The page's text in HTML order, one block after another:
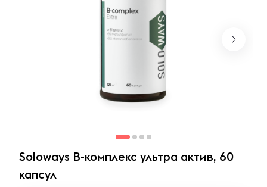
Soloways B-комплекс ультра актив, 60
капсул